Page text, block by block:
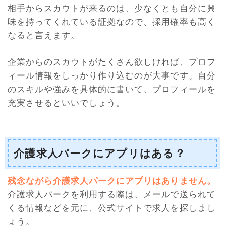
相手からスカウトが来るのは、少なくとも自分に興
味を持ってくれている証拠なので、採用確率も高く
なると言えます。
企業からのスカウトがたくさん欲しければ、プロフ
ィール情報をしっかり作り込むのが大事です。自分
のスキルや強みを具体的に書いて、プロフィールを
充実させるといいでしょう。
介護求人パークにアプリはある？
残念ながら介護求人パークにアプリはありません。
介護求人パークを利用する際は、メールで送られて
くる情報などを元に、公式サイトで求人を探しまし
ょう。